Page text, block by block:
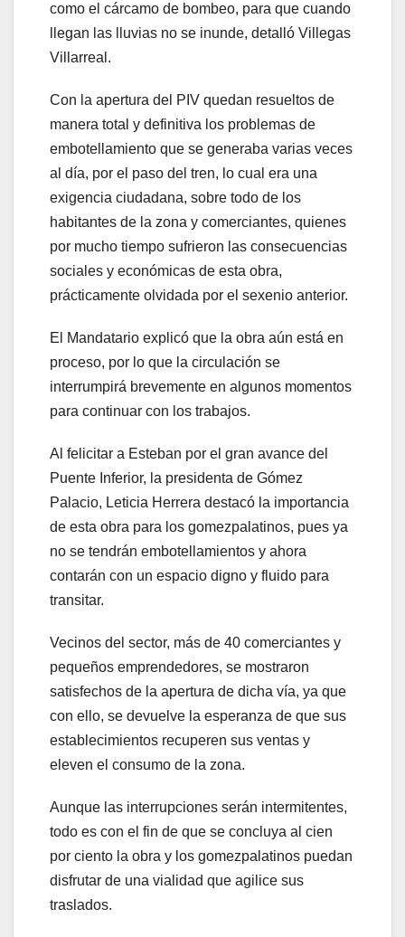
como el cárcamo de bombeo, para que cuando
llegan las lluvias no se inunde, detalló Villegas
Villarreal.
Con la apertura del PIV quedan resueltos de
manera total y definitiva los problemas de
embotellamiento que se generaba varias veces
al día, por el paso del tren, lo cual era una
exigencia ciudadana, sobre todo de los
habitantes de la zona y comerciantes, quienes
por mucho tiempo sufrieron las consecuencias
sociales y económicas de esta obra,
prácticamente olvidada por el sexenio anterior.
El Mandatario explicó que la obra aún está en
proceso, por lo que la circulación se
interrumpirá brevemente en algunos momentos
para continuar con los trabajos.
Al felicitar a Esteban por el gran avance del
Puente Inferior, la presidenta de Gómez
Palacio, Leticia Herrera destacó la importancia
de esta obra para los gomezpalatinos, pues ya
no se tendrán embotellamientos y ahora
contarán con un espacio digno y fluido para
transitar.
Vecinos del sector, más de 40 comerciantes y
pequeños emprendedores, se mostraron
satisfechos de la apertura de dicha vía, ya que
con ello, se devuelve la esperanza de que sus
establecimientos recuperen sus ventas y
eleven el consumo de la zona.
Aunque las interrupciones serán intermitentes,
todo es con el fin de que se concluya al cien
por ciento la obra y los gomezpalatinos puedan
disfrutar de una vialidad que agilice sus
traslados.